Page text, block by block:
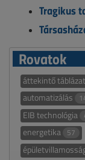
Tragikus
Rovatok
áttekintő táblázat
automatizálás
EIB technológia
energetika 57